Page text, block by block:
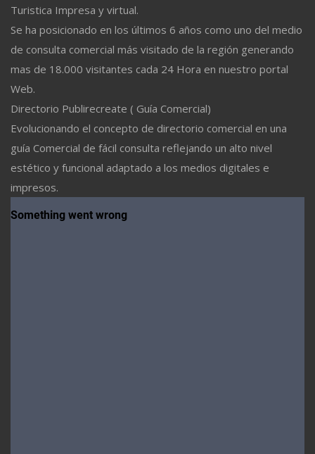
Turistica Impresa y virtual.
Se ha posicionado en los últimos 6 años como uno del medio
de consulta comercial más visitado de la región generando
mas de 18.000 visitantes cada 24 Hora en nuestro portal
Web.
Directorio Publirecreate ( Guía Comercial)
Evolucionando el concepto de directorio comercial en una
guía Comercial de fácil consulta reflejando un alto nivel
estético y funcional adaptado a los medios digitales e
impresos.